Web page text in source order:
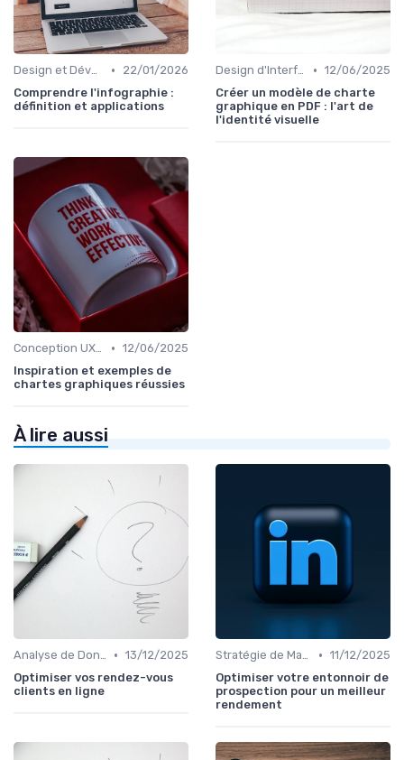
Design et Développement Web •
22/01/2026
Comprendre l'infographie :
définition et applications
Design d'Interface et Prototypage • 12/06/2025
Créer un modèle de charte
graphique en PDF : l'art de
l'identité visuelle
Conception UX/UI • 12/06/2025
Inspiration et exemples de
chartes graphiques réussies
À lire aussi
Analyse de Données et Reporting • 13/12/2025
Optimiser vos rendez-vous
clients en ligne
Stratégie de Marketing Digital • 11/12/2025
Optimiser votre entonnoir de
prospection pour un meilleur
rendement